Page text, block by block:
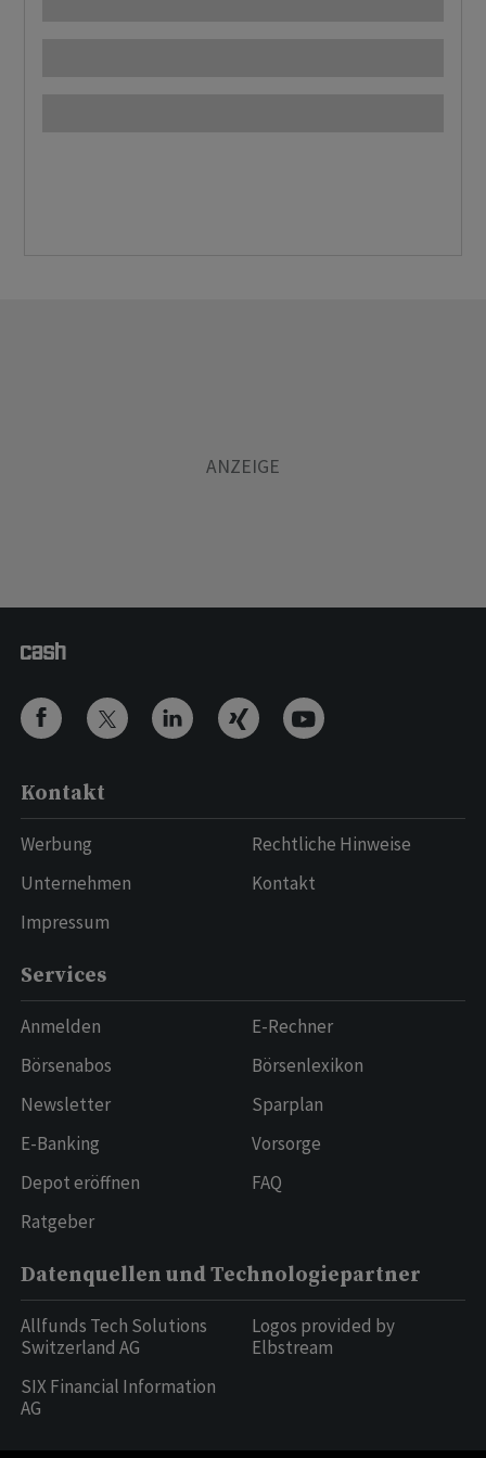
Kontakt
Werbung
Unternehmen
Impressum
Rechtliche Hinweise
Kontakt
Services
Anmelden
Börsenabos
Newsletter
E-Banking
Depot eröffnen
Ratgeber
E-Rechner
Börsenlexikon
Sparplan
Vorsorge
FAQ
Datenquellen und Technologiepartner
Allfunds Tech Solutions
Switzerland AG
SIX Financial Information
AG
Logos provided by
Elbstream